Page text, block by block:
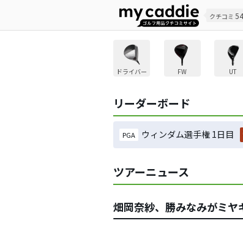
クチコミ
ドライバー FW UT
リーダーボード
PGA ウィンダム選手権 1日目
ツアーニュース
畑岡奈紗、勝みなみがミ